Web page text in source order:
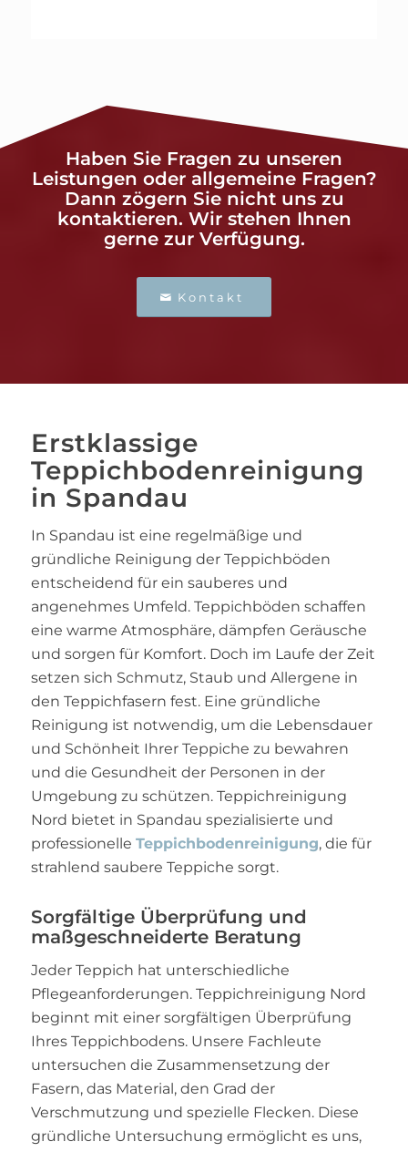
Haben Sie Fragen zu unseren
Leistungen oder allgemeine Fragen?
Dann zögern Sie nicht uns zu
kontaktieren. Wir stehen Ihnen
gerne zur Verfügung.
Kontakt
Erstklassige
Teppichbodenreinigung
in Spandau
In Spandau ist eine regelmäßige und
gründliche Reinigung der Teppichböden
entscheidend für ein sauberes und
angenehmes Umfeld. Teppichböden schaffen
eine warme Atmosphäre, dämpfen Geräusche
und sorgen für Komfort. Doch im Laufe der Zeit
setzen sich Schmutz, Staub und Allergene in
den Teppichfasern fest. Eine gründliche
Reinigung ist notwendig, um die Lebensdauer
und Schönheit Ihrer Teppiche zu bewahren
und die Gesundheit der Personen in der
Umgebung zu schützen. Teppichreinigung
Nord bietet in Spandau spezialisierte und
professionelle Teppichbodenreinigung, die für
strahlend saubere Teppiche sorgt.
Sorgfältige Überprüfung und
maßgeschneiderte Beratung
Jeder Teppich hat unterschiedliche
Pflegeanforderungen. Teppichreinigung Nord
beginnt mit einer sorgfältigen Überprüfung
Ihres Teppichbodens. Unsere Fachleute
untersuchen die Zusammensetzung der
Fasern, das Material, den Grad der
Verschmutzung und spezielle Flecken. Diese
gründliche Untersuchung ermöglicht es uns,